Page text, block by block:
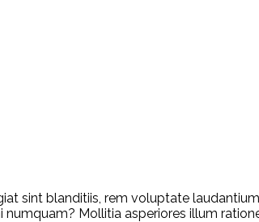
sint blanditiis, rem voluptate
Mollitia asperiores illum